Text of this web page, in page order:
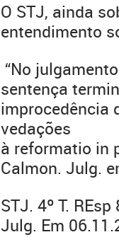
O STJ, ainda
entendimento
“No
sentença
improcedência
vedações
à reformatio in
Calmon. Julg.
STJ. 4º T.
Julg. Em